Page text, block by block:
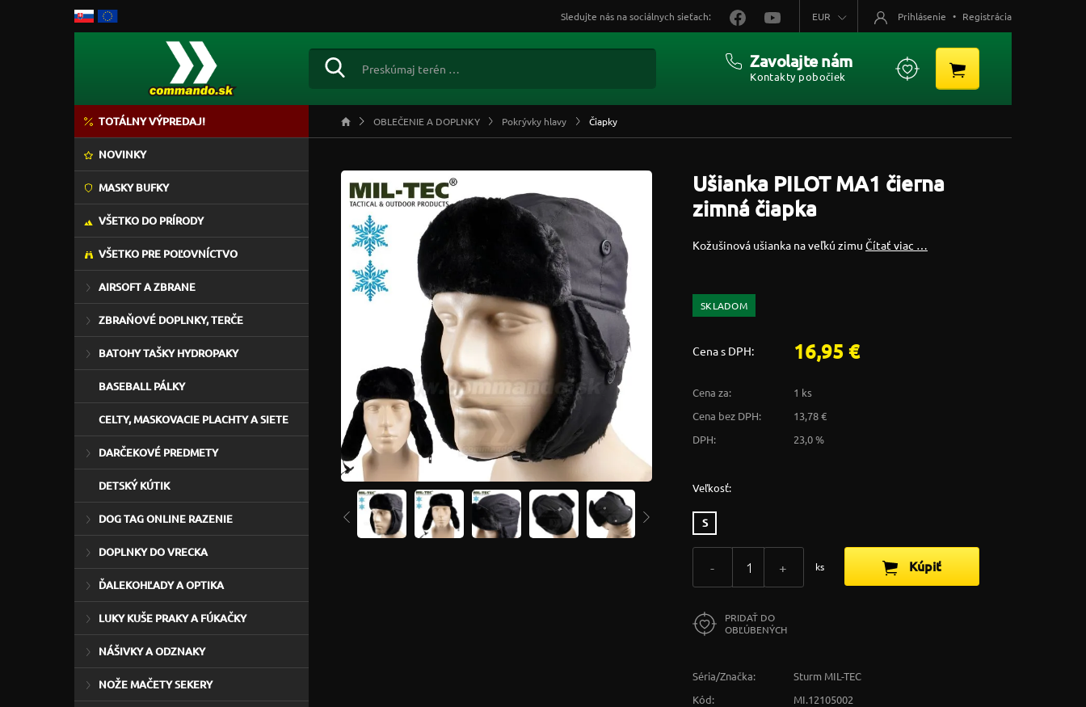
OBLEČENIE A DOPLNKY Pokrývky hlavy Čiapky
Ušianka PILOT MA1 čierna
zimná čiapka
Kožušinová ušianka na veľkú zimu Čítať viac …
SKLADOM
Cena s DPH: 16,95 €
Cena za:
1 ks
Cena bez DPH:
13,78 €
DPH:
23,0 %
Veľkosť:
S
- + ks Kúpiť
PRIDAŤ DO
OBĽÚBENÝCH
Séria/Značka:
Sturm MIL-TEC
Kód:
MI.12105002
TOTÁLNY VÝPREDAJ!
NOVINKY
MASKY BUFKY
VŠETKO DO PRÍRODY
VŠETKO PRE POĽOVNÍCTVO
AIRSOFT A ZBRANE
ZBRAŇOVÉ DOPLNKY, TERČE
BATOHY TAŠKY HYDROPAKY
BASEBALL PÁLKY
CELTY, MASKOVACIE PLACHTY A SIETE
DARČEKOVÉ PREDMETY
DETSKÝ KÚTIK
DOG TAG ONLINE RAZENIE
DOPLNKY DO VRECKA
ĎALEKOHĽADY A OPTIKA
LUKY KUŠE PRAKY A FÚKAČKY
NÁŠIVKY A ODZNAKY
NOŽE MAČETY SEKERY
Sledujte nás na sociálnych sieťach: EUR Prihlásenie • Registrácia
Zavolajte nám
Kontakty pobočiek